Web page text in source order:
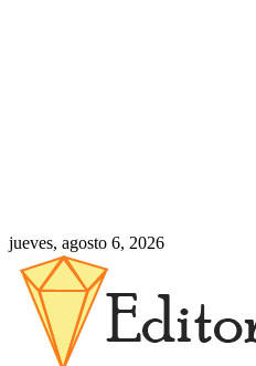
jueves, agosto 6, 2026